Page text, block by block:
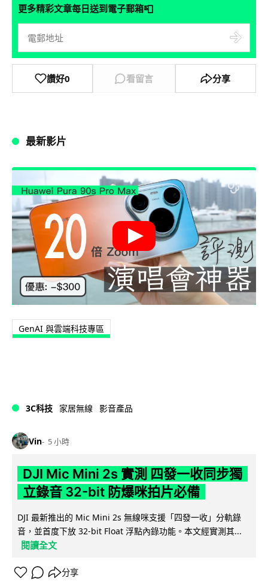
更多精彩文章每日送到電子郵箱📮
讚好0 看留言 分享
最新影片
GenAI 與雲端科技專區
3C科技 家居無線 影音產品
Vin 5 小時
DJI Mic Mini 2s 實測 四發一收同步獨
立錄音 32-bit 防爆咪拍片必備
DJI 最新推出的 Mic Mini 2s 無線咪支援「四發一收」分軌錄
音，並首度下放 32-bit Float 浮點內錄功能。本文經實測其...
閱讀全文
分享